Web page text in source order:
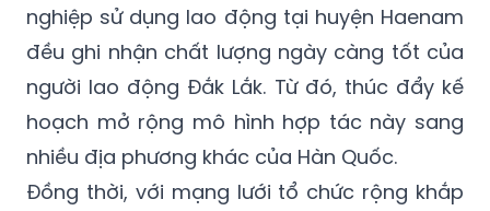
nghiệp sử dụng lao động tại huyện Haenam
đều ghi nhận chất lượng ngày càng tốt của
người lao động Đắk Lắk. Từ đó, thúc đẩy kế
hoạch mở rộng mô hình hợp tác này sang
nhiều địa phương khác của Hàn Quốc.
Đồng thời, với mạng lưới tổ chức rộng khắp